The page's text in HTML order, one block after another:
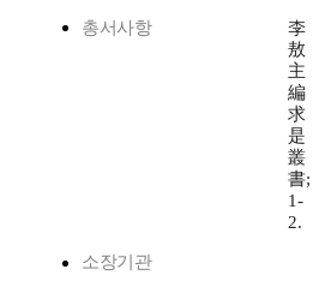
총서사항
李
敖
主
編
求
是
叢
書;
1-
2.
소장기관